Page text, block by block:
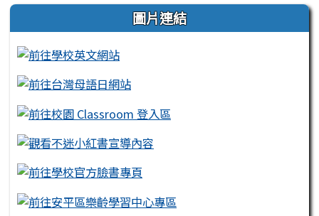
左邊區域內容 圖片連結